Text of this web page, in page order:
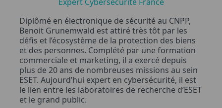
Diplômé en électronique de sécurité au CNPP,
Benoit Grunemwald est attiré très tôt par les
défis et l’écosystème de la protection des biens
et des personnes. Complété par une formation
commerciale et marketing, il a exercé depuis
plus de 20 ans de nombreuses missions au sein
ESET. Aujourd’hui expert en cybersécurité, il est
le lien entre les laboratoires de recherche d’ESET
et le grand public.